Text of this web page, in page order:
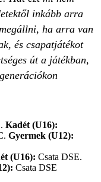
inkább arra
ha arra van
és csapatjátékot
út a játékban,
Kadét (U16):
Gyermek (U12):
(U16): Csata DSE.
Csata DSE